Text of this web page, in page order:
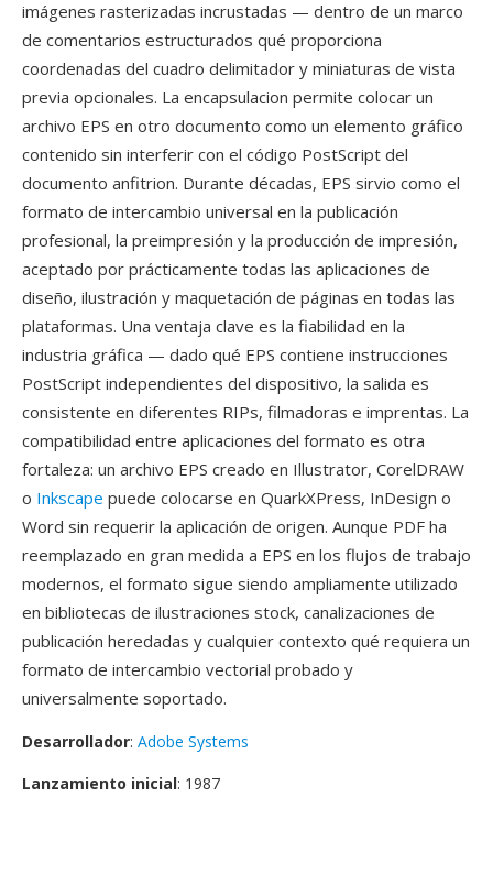
imágenes rasterizadas incrustadas — dentro de un marco
de comentarios estructurados qué proporciona
coordenadas del cuadro delimitador y miniaturas de vista
previa opcionales. La encapsulacion permite colocar un
archivo EPS en otro documento como un elemento gráfico
contenido sin interferir con el código PostScript del
documento anfitrion. Durante décadas, EPS sirvio como el
formato de intercambio universal en la publicación
profesional, la preimpresión y la producción de impresión,
aceptado por prácticamente todas las aplicaciones de
diseño, ilustración y maquetación de páginas en todas las
plataformas. Una ventaja clave es la fiabilidad en la
industria gráfica — dado qué EPS contiene instrucciones
PostScript independientes del dispositivo, la salida es
consistente en diferentes RIPs, filmadoras e imprentas. La
compatibilidad entre aplicaciones del formato es otra
fortaleza: un archivo EPS creado en Illustrator, CorelDRAW
o Inkscape puede colocarse en QuarkXPress, InDesign o
Word sin requerir la aplicación de origen. Aunque PDF ha
reemplazado en gran medida a EPS en los flujos de trabajo
modernos, el formato sigue siendo ampliamente utilizado
en bibliotecas de ilustraciones stock, canalizaciones de
publicación heredadas y cualquier contexto qué requiera un
formato de intercambio vectorial probado y
universalmente soportado.
Desarrollador: Adobe Systems
Lanzamiento inicial: 1987